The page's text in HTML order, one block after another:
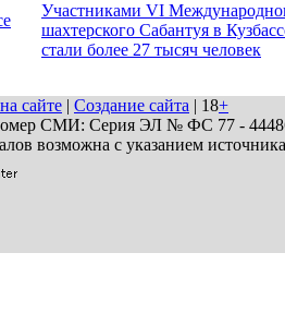
Участниками VI
шахтерского Сабантуя в
стали более 27 тысяч человек
сайте | Создание сайта | 18+
СМИ: Серия ЭЛ № ФС 77 - 44486
возможна с указанием